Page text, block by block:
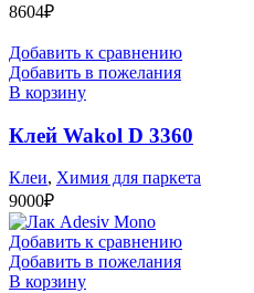
8604₽
Добавить к сравнению
Добавить в пожелания
В корзину
Клей Wakol D 3360
Клеи, Химия для паркета
9000₽
Добавить к сравнению
Добавить в пожелания
В корзину